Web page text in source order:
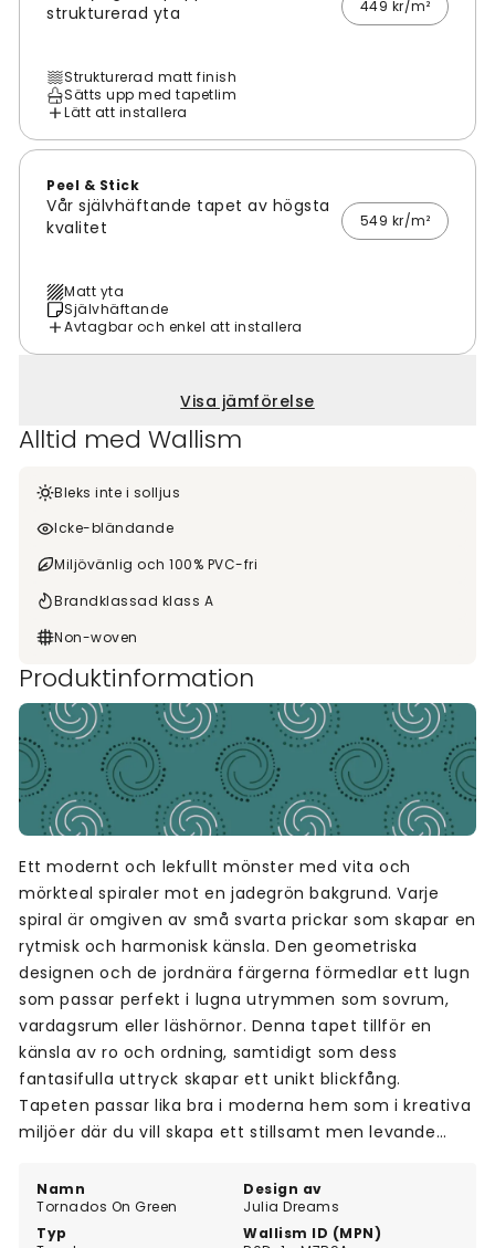
strukturerad yta
449 kr/m²
Strukturerad matt finish
Sätts upp med tapetlim
Lätt att installera
Peel & Stick
Vår självhäftande tapet av högsta
kvalitet
549 kr/m²
Matt yta
Självhäftande
Avtagbar och enkel att installera
Visa jämförelse
Alltid med Wallism
Bleks inte i solljus
Icke-bländande
Miljövänlig och 100% PVC-fri
Brandklassad klass A
Non-woven
Produktinformation
Namn
Tornados On Green
Design av
Julia Dreams
Typ
Wallism ID (MPN)
Ett modernt och lekfullt mönster med vita och
mörkteal spiraler mot en jadegrön bakgrund. Varje
spiral är omgiven av små svarta prickar som skapar en
rytmisk och harmonisk känsla. Den geometriska
designen och de jordnära färgerna förmedlar ett lugn
som passar perfekt i lugna utrymmen som sovrum,
vardagsrum eller läshörnor. Denna tapet tillför en
känsla av ro och ordning, samtidigt som dess
fantasifulla uttryck skapar ett unikt blickfång.
Tapeten passar lika bra i moderna hem som i kreativa
miljöer där du vill skapa ett stillsamt men levande